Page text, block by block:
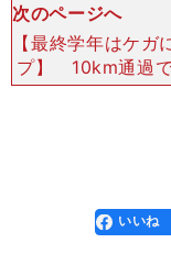
次のページへ
【最終学年はケ
プ】 10km通過で
上回ったことが自
さを発揮していく
faceboo
k
いいね